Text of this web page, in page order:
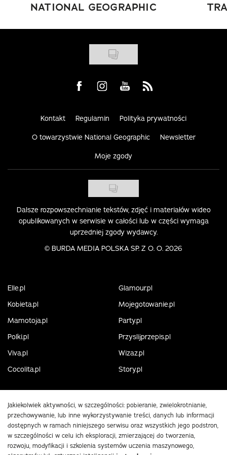
NATIONAL GEOGRAPHIC
Visit us on Facebook
Visit us on Instagram
Visit us on Youtube
Visit us on Rss
Kontakt Regulamin Polityka prywatności
O towarzystwie National Geographic Newsletter
Moje zgody
Dalsze rozpowszechnianie tekstów, zdjęć i materiałów wideo
opublikowanych w serwisie w całości lub w części wymaga
uprzedniej zgody wydawcy.
© BURDA MEDIA POLSKA SP. Z O. O. 2026
Elle.pl
Glamour.pl
Kobieta.pl
Mojegotowanie.pl
Mamotoja.pl
Party.pl
Polki.pl
Przyslijprzepis.pl
Viva.pl
Wizaz.pl
Cocolita.pl
Story.pl
Jakiekolwiek aktywności, w szczególności: pobieranie, zwielokrotnianie,
przechowywanie, lub inne wykorzystywanie treści, danych lub informacji
dostępnych w ramach niniejszego serwisu oraz wszystkich jego podstron,
w szczególności w celu ich eksploracji, zmierzającej do tworzenia,
rozwoju, modyfikacji i szkolenia systemów uczenia maszynowego,